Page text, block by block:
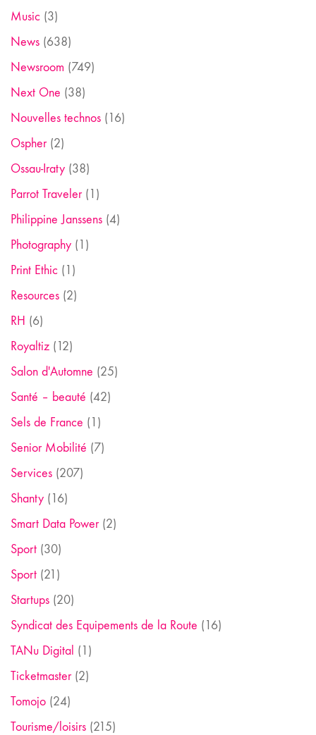
Music (3)
News (638)
Newsroom (749)
Next One (38)
Nouvelles technos (16)
Ospher(2)
Ossau-Iraty (38)
Parrot Traveler(1)
Philippine Janssens (4)
Photography (1)
Print Ethic (1)
Resources (2)
RH (6)
Royaltiz (12)
Salon d'Automne (25)
Santé – beauté (42)
Sels de France (1)
Senior Mobilité (7)
Services (207)
Shanty (16)
Smart Data Power(2)
Sport (30)
Sport (21)
Startups (20)
Syndicat des Equipements de la Route (16)
TANu Digital (1)
Ticketmaster(2)
Tomojo (24)
Tourisme/loisirs (215)